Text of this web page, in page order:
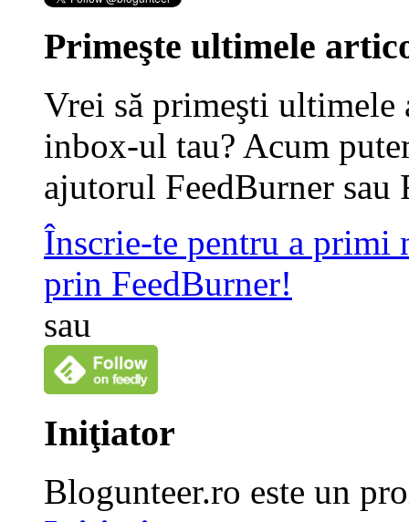
Primeşte ultimele
Vrei să primeşti
inbox-ul tau? Acum
ajutorul FeedBurner sau
Înscrie-te pentru a primi
prin FeedBurner!
sau
Iniţiator
Blogunteer.ro este un